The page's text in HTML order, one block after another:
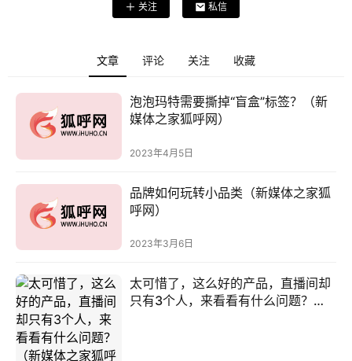
页
百
科
条
创
建
关注 私信
文章 评论 关注 收藏
泡泡玛特需要撕掉“盲盒”标签？（新
媒体之家狐呼网）
2023年4月5日
品牌如何玩转小品类（新媒体之家狐
呼网）
2023年3月6日
太可惜了，这么好的产品，直播间却
只有3个人，来看看有什么问题？